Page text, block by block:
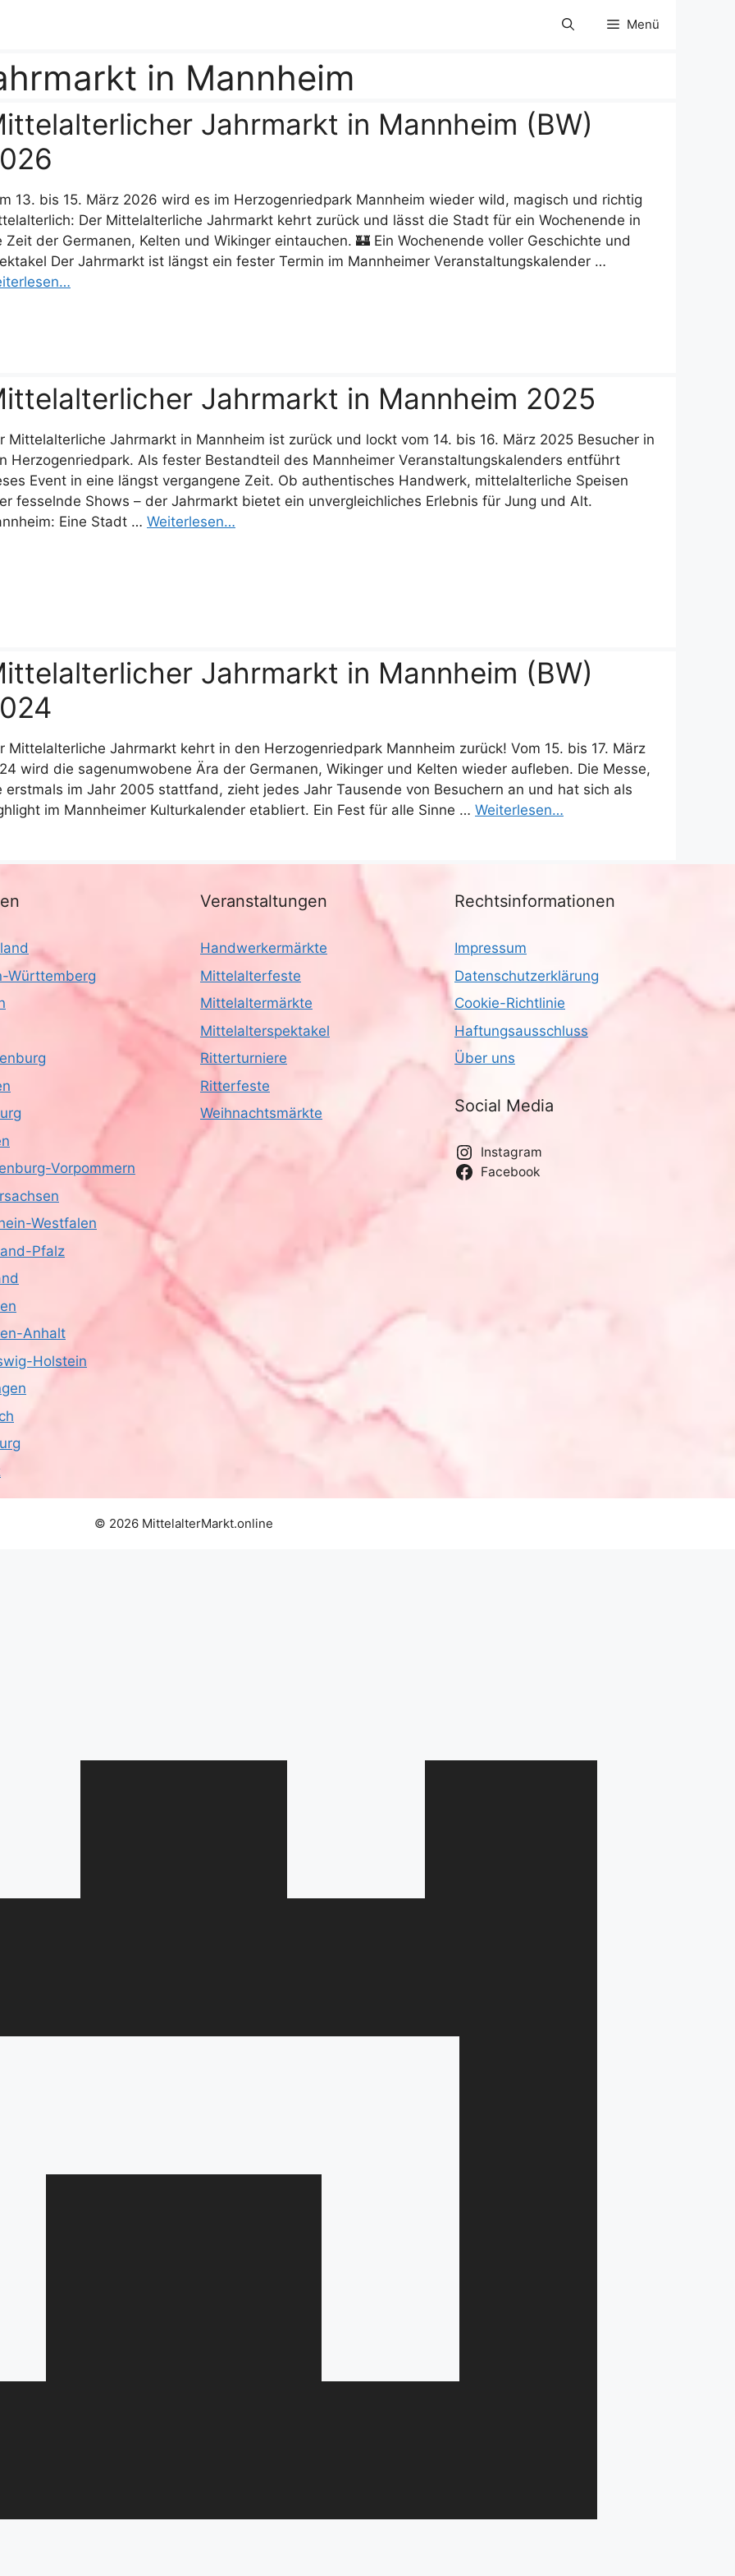
Menü
in Mannheim
Jahrmarkt in Mannheim (BW)
13. bis 15. März 2026 wird es im Herzogenriedpark Mannheim wieder wild, magisch und richtig
Der Mittelalterliche Jahrmarkt kehrt zurück und lässt die Stadt für ein Wochenende in
Zeit der Germanen, Kelten und Wikinger eintauchen. 🏰 Ein Wochenende voller Geschichte und
Der Jahrmarkt ist längst ein fester Termin im Mannheimer Veranstaltungskalender …
Jahrmarkt in Mannheim 2025
Mittelalterliche Jahrmarkt in Mannheim ist zurück und lockt vom 14. bis 16. März 2025 Besucher in
Herzogenriedpark. Als fester Bestandteil des Mannheimer Veranstaltungskalenders entführt
Event in eine längst vergangene Zeit. Ob authentisches Handwerk, mittelalterliche Speisen
fesselnde Shows – der Jahrmarkt bietet ein unvergleichliches Erlebnis für Jung und Alt.
Eine Stadt … Weiterlesen…
Jahrmarkt in Mannheim (BW)
Mittelalterliche Jahrmarkt kehrt in den Herzogenriedpark Mannheim zurück! Vom 15. bis 17. März
wird die sagenumwobene Ära der Germanen, Wikinger und Kelten wieder aufleben. Die Messe,
erstmals im Jahr 2005 stattfand, zieht jedes Jahr Tausende von Besuchern an und hat sich als
im Mannheimer Kulturkalender etabliert. Ein Fest für alle Sinne … Weiterlesen…
Württemberg
Vorpommern
Westfalen
Pfalz
Anhalt
Holstein
Veranstaltungen
Handwerkermärkte
Mittelalterfeste
Mittelaltermärkte
Mittelalterspektakel
Ritterturniere
Ritterfeste
Weihnachtsmärkte
Rechtsinformationen
Impressum
Datenschutzerklärung
Cookie-Richtlinie
Haftungsausschluss
Über uns
Social Media
Instagram
Facebook
© 2026 MittelalterMarkt.online